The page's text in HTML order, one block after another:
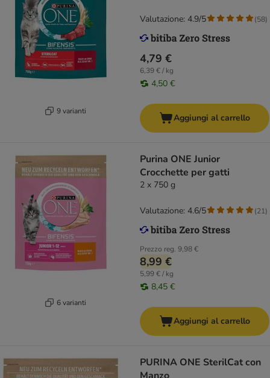
9 varianti
4,79 €
6,39 € / kg
4,50 €
Valutazione: 4.9/5 (58)
Aggiungi al carrello
6 varianti
Purina ONE Junior
Crocchette per gatti
2 x 750 g
Prezzo reg. 9,98 €
8,99 €
5,99 € / kg
8,45 €
Valutazione: 4.6/5 (21)
Aggiungi al carrello
PURINA ONE SterilCat con